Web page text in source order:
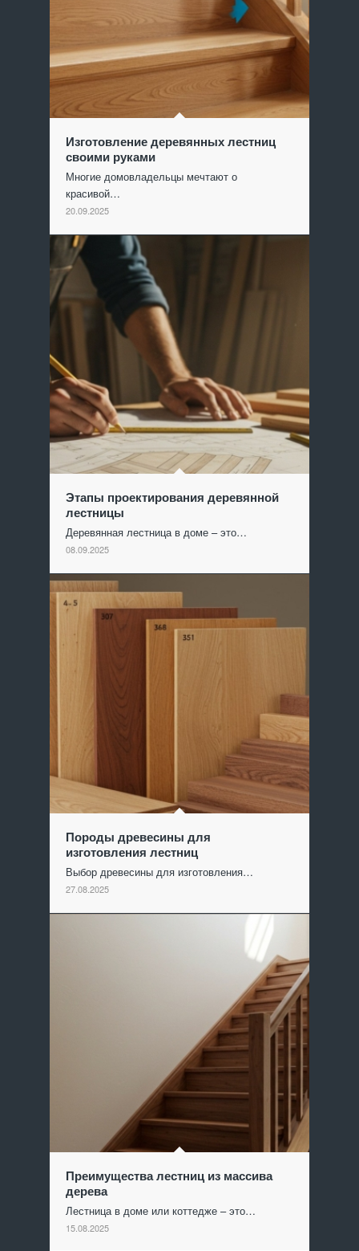
Изготовление деревянных лестниц
своими руками
Многие домовладельцы мечтают о
красивой…
20.09.2025
Этапы проектирования деревянной
лестницы
Деревянная лестница в доме – это…
08.09.2025
Породы древесины для
изготовления лестниц
Выбор древесины для изготовления…
27.08.2025
Преимущества лестниц из массива
дерева
Лестница в доме или коттедже – это…
15.08.2025